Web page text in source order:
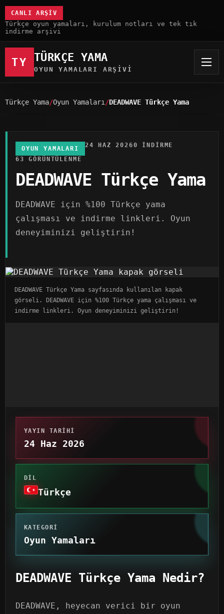
CANLI ARŞIV
Türkçe oyun yamaları, kurulum notları ve tek tık
indirme arşivi
TY TÜRKÇE YAMA
OYUN YAMALARI ARŞIVI
Türkçe Yama Oyun Yamaları DEADWAVE Türkçe Yama
OYUN YAMALARI 24 HAZ 20260 INDIRME
63 GÖRÜNTÜLENME
DEADWAVE Türkçe Yama
DEADWAVE için %100 Türkçe yama
çalışması ve indirme linkleri. Oyun
deneyiminizi geliştirin!
DEADWAVE Türkçe Yama sayfasında kullanılan kapak
görseli. DEADWAVE için %100 Türkçe yama çalışması ve
indirme linkleri. Oyun deneyiminizi geliştirin!
YAYIN TARIHI
24 Haz 2026
DIL
Türkçe
KATEGORI
Oyun Yamaları
DEADWAVE Türkçe Yama Nedir?
DEADWAVE, heyecan verici bir oyun